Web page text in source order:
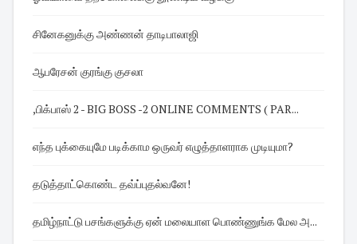
சினேகனுக்கு அண்ணன் தாடிபாலாஜி
ஆபரேசன் குரங்கு குசலா
,பிக்பாஸ் 2 - BIG BOSS -2 ONLINE COMMENTS ( PAR...
எந்த புக்கையுமே படிக்காம ஒருவர் எழுத்தாளராக முடியுமா?
தடுத்தாட்கொண்ட தவ்ப்புதல்வனே!
தமிழ்நாட்டு பசங்களுக்கு ஏன் மலையாள பொண்ணுங்க மேல அ...